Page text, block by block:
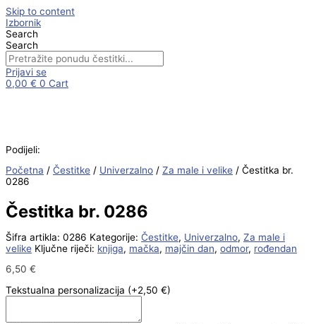
Skip to content
Izbornik
Search
Search
Prijavi se
0,00 € 0 Cart
Podijeli:
Početna / Čestitke / Univerzalno / Za male i velike / Čestitka br.
0286
Čestitka br. 0286
Šifra artikla: 0286 Kategorije: Čestitke, Univerzalno, Za male i
velike Ključne riječi: knjiga, mačka, majčin dan, odmor, rođendan
6,50 €
Tekstualna personalizacija (+2,50 €)